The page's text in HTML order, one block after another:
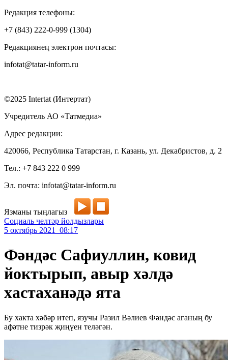
Редакция телефоны:
+7 (843) 222-0-999 (1304)
Редакциянең электрон почтасы:
infotat@tatar-inform.ru
©2025 Intertat (Интертат)
Учредитель АО «Татмедиа»
Адрес редакции:
420066, Республика Татарстан, г. Казань, ул. Декабристов, д. 2
Тел.: +7 843 222 0 999
Эл. почта: infotat@tatar-inform.ru
Язманы тыңлагыз
Социаль челтәр йолдызлары
5 октябрь 2021 08:17
Фәндәс Сафиуллин, ковид
йоктырып, авыр хәлдә
хастаханәдә ята
Бу хакта хәбәр итеп, язучы Разил Вәлиев Фәндәс аганың бу
афәтне тизрәк җиңүен теләгән.